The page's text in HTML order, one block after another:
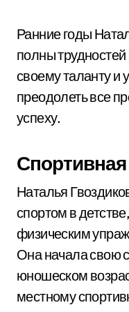
Ранние годы
полны
своему таланту и
преодолеть все
успеху.
Наталья
спортом в
физическим
Она начала свою
юношеском
местному